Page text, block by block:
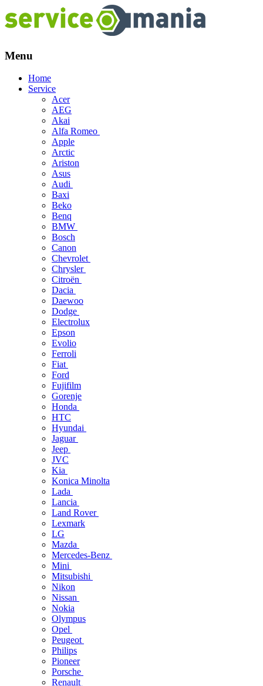
Menu
Skip
Home
Service
Acer
AEG
Akai
Alfa Romeo
Apple
Arctic
Ariston
Asus
Audi
Baxi
Beko
Benq
BMW
Bosch
Canon
Chevrolet
Chrysler
Citroën
Dacia
Daewoo
Dodge
Electrolux
Epson
Evolio
Ferroli
Fiat
Ford
Fujifilm
Gorenje
Honda
HTC
Hyundai
Jaguar
Jeep
JVC
Kia
Konica Minolta
Lada
Lancia
Land Rover
Lexmark
LG
Mazda
Mercedes-Benz
Mini
Mitsubishi
Nikon
Nissan
Nokia
Olympus
Opel
Peugeot
Philips
Pioneer
Porsche
Renault